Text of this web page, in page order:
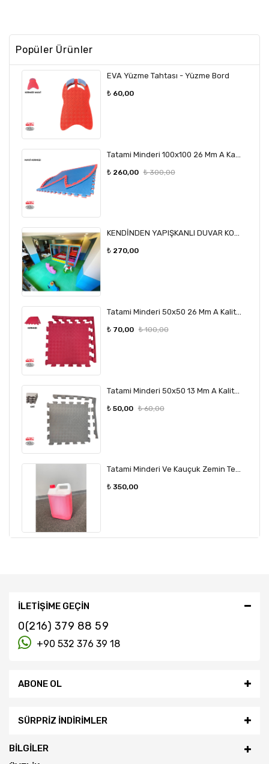
Karo
Kauçuk
Popüler Ürünler
EVA Yüzme Tahtası - Yüzme Bord
₺ 60,00
₺ 260,00 ₺ 300,00
KENDİNDEN YAPIŞKANLI DUVAR KORUMA MİNDERİ
₺ 270,00
Tatami Minderi 50x50 26 Mm A Kalite Anaokulu Çocuk Odası
₺ 70,00 ₺ 100,00
Tatami Minderi 50x50 13 Mm A Kalite Anaokulu Çocuk Odası
₺ 50,00 ₺ 60,00
Tatami Minderi Ve Kauçuk Zemin Temizleme Maddesi
₺ 350,00
İLETIŞIME GEÇIN
0(216) 379 88 59
+90 532 376 39 18
ABONE OL
SÜRPRIZ İNDIRIMLER
BILGILER